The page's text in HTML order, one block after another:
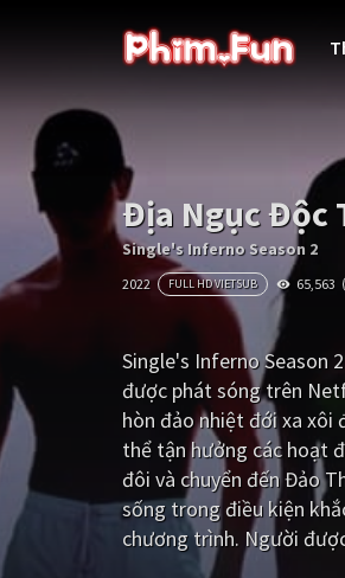
Địa Ngục Độc
Single's Inferno Season 2
2022 FULL HD VIETSUB 65,563
Single's Inferno Season
được phát sóng trên
hòn đảo nhiệt đới xa xôi
thể tận hưởng các hoạt
đôi và chuyển đến Đảo
sống trong điều kiện
chương trình. Người